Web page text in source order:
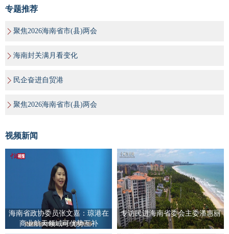
专题推荐
聚焦2026海南省市(县)两会
海南封关满月看变化
民企奋进自贸港
聚焦2026海南省市(县)两会
视频新闻
海南省政协委员张文嘉：琼港在
商业航天领域可优势互补
专访民进海南省委会主委潘惠丽